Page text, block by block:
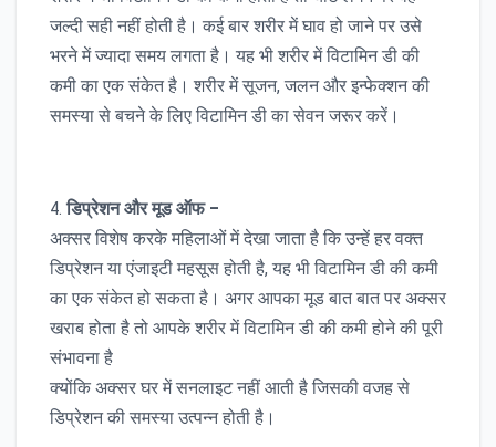
जल्दी सही नहीं होती है। कई बार शरीर में घाव हो जाने पर उसे
भरने में ज्यादा समय लगता है। यह भी शरीर में विटामिन डी की
कमी का एक संकेत है। शरीर में सूजन, जलन और इन्फेक्शन की
समस्या से बचने के लिए विटामिन डी का सेवन जरूर करें।
4.डिप्रेशन और मूड ऑफ –
अक्सर विशेष करके महिलाओं में देखा जाता है कि उन्हें हर वक्त
डिप्रेशन या एंजाइटी महसूस होती है, यह भी विटामिन डी की कमी
का एक संकेत हो सकता है। अगर आपका मूड बात बात पर अक्सर
खराब होता है तो आपके शरीर में विटामिन डी की कमी होने की पूरी
संभावना है
क्योंकि अक्सर घर में सनलाइट नहीं आती है जिसकी वजह से
डिप्रेशन की समस्या उत्पन्न होती है।